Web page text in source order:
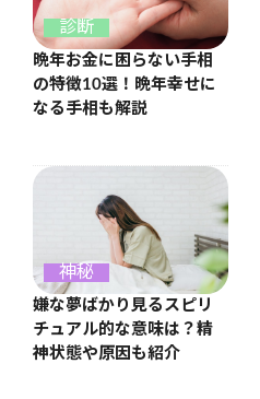
診断
晩年お金に困らない手相
の特徴10選！晩年幸せに
なる手相も解説
神秘
嫌な夢ばかり見るスピリ
チュアル的な意味は？精
神状態や原因も紹介